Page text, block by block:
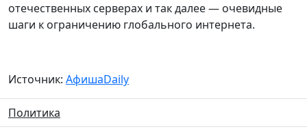
отечественных серверах и так далее — очевидные
шаги к ограничению глобального интернета.
Источник: АфишаDaily
Политика